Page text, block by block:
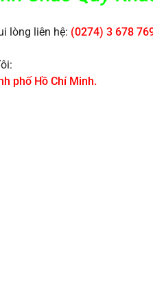
lòng liên hệ: (0274) 3 678
phố Hồ Chí Minh.